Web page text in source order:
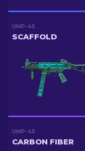
UMP-45
SCAFFOLD
UMP-45
CARBON FIBER